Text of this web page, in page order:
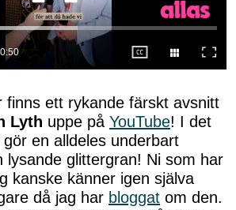
finns ett rykande färskt avsnitt
Lyth uppe på YouTube! I det
en alldeles underbart
lysande glittergran! Ni som har
kanske känner igen själva
då jag har bloggat om den.